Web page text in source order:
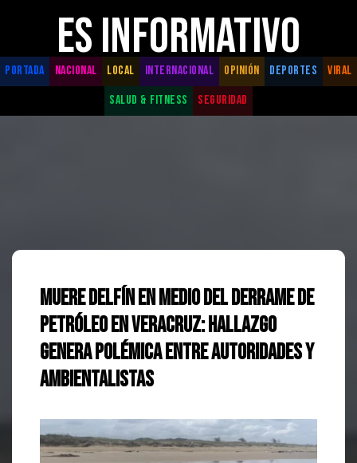
ES INFORMATIVO
PORTADA NACIONAL LOCAL INTERNACIONAL OPINIÓN DEPORTES
VIRAL
SALUD & FITNESS
SEGURIDAD
Muere delfín en medio del derrame de
petróleo en Veracruz: hallazgo
genera polémica entre autoridades y
ambientalistas